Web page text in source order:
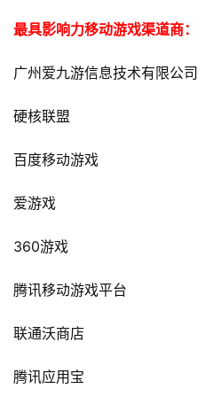
最具影响力移动游戏渠道商：
广州爱九游信息技术有限公司
硬核联盟
百度移动游戏
爱游戏
360游戏
腾讯移动游戏平台
联通沃商店
腾讯应用宝